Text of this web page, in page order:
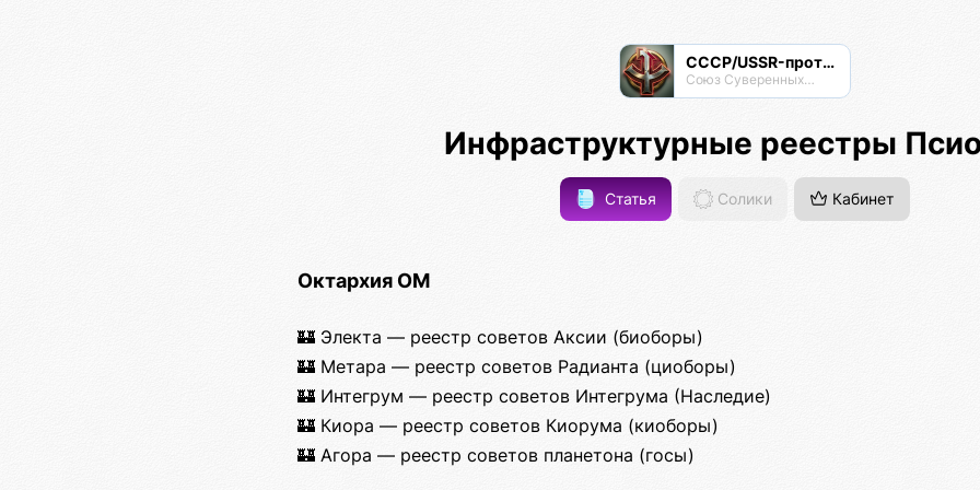
СССР/USSR-протокол
Союз Суверенных Самоуправляемых Реестров
Инфраструктурные реестры
Статья Солики Кабинет
Октархия ОМ
🏰 Электа — реестр советов Аксии (биоборы)
🏰 Метара — реестр советов Радианта (циоборы)
🏰 Интегрум — реестр советов Интегрума (Наследие)
🏰 Киора — реестр советов Киорума (киоборы)
🏰 Агора — реестр советов планетона (госы)